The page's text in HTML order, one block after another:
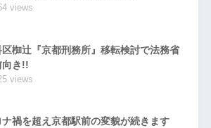
views
区椥辻『京都刑務所』移転検討で法務省
向き!!
views
ナ禍を超え京都駅前の変貌が続きます